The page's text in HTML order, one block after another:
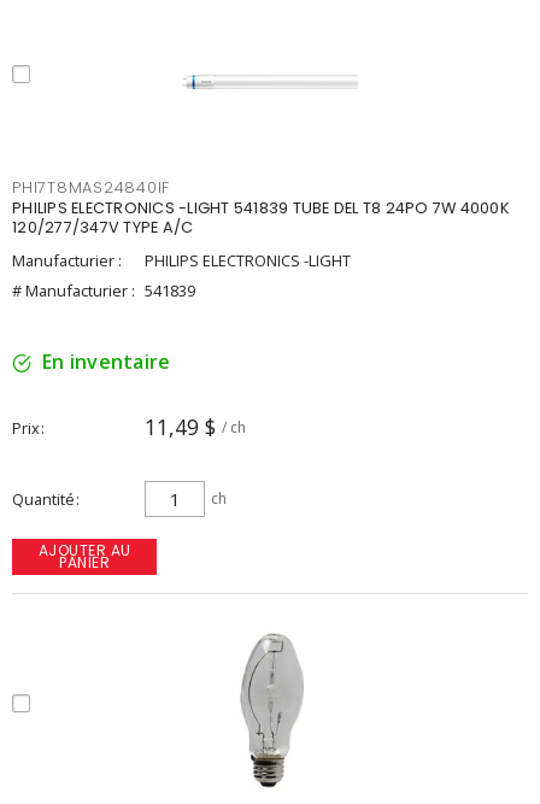
PHI7T8MAS24840IF
PHILIPS ELECTRONICS -LIGHT 541839 TUBE DEL T8 24PO 7W 4000K
120/277/347V TYPE A/C
Manufacturier :
PHILIPS ELECTRONICS -LIGHT
# Manufacturier : 541839
En inventaire
Prix 11,49 $ / ch
Quantité ch
AJOUTER AU
PANIER